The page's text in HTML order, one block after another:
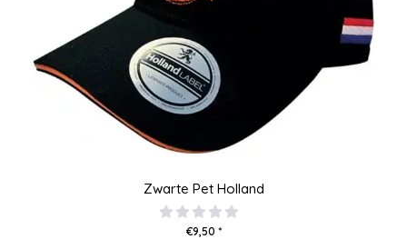
Zwarte Pet Holland
€9,50 *